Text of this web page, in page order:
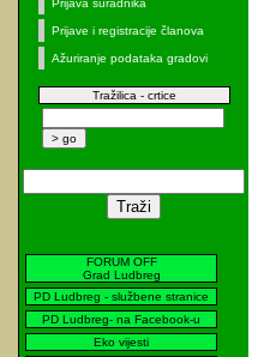
Prijava suradnika
Prijave i registracije članova
Ažuriranje podataka gradovi
Tražilica - crtice
FORUM OFF
Grad Ludbreg
PD Ludbreg - službene stranice
PD Ludbreg- na Facebook-u
Eko vijesti